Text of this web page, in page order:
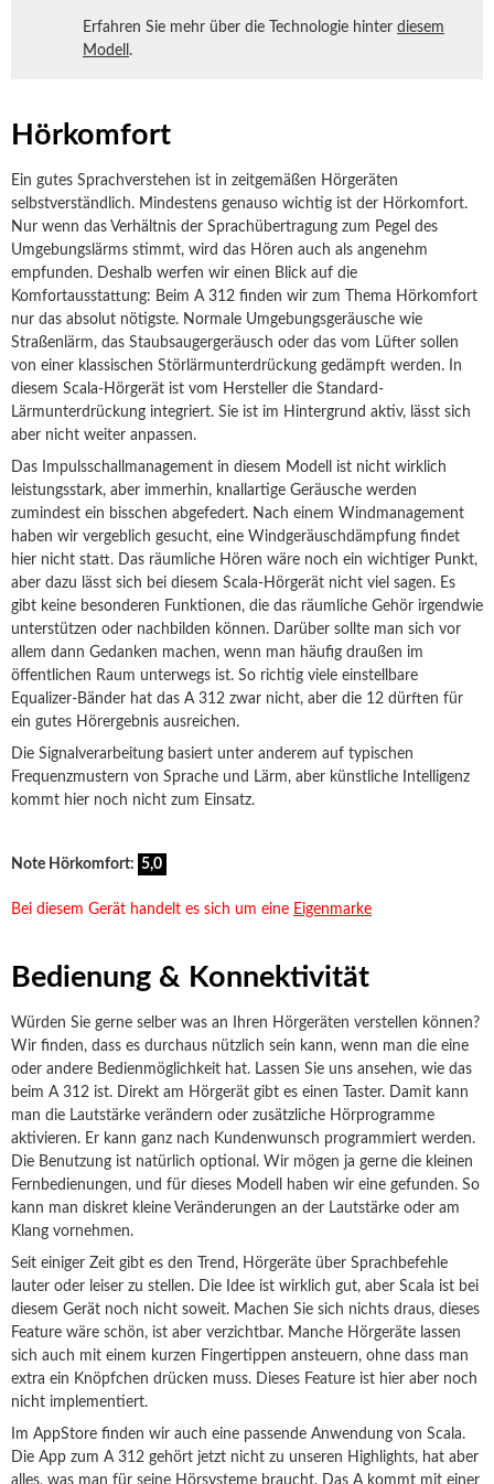
Erfahren Sie mehr über die Technologie hinter diesem
Modell .
Hörkomfort
Ein gutes Sprachverstehen ist in zeitgemäßen Hörgeräten
selbstverständlich. Mindestens genauso wichtig ist der Hörkomfort.
Nur wenn das Verhältnis der Sprachübertragung zum Pegel des
Umgebungslärms stimmt, wird das Hören auch als angenehm
empfunden. Deshalb werfen wir einen Blick auf die
Komfortausstattung: Beim A 312 finden wir zum Thema Hörkomfort
nur das absolut nötigste. Normale Umgebungsgeräusche wie
Straßenlärm, das Staubsaugergeräusch oder das vom Lüfter sollen
von einer klassischen Störlärmunterdrückung gedämpft werden. In
diesem Scala-Hörgerät ist vom Hersteller die Standard-
Lärmunterdrückung integriert. Sie ist im Hintergrund aktiv, lässt sich
aber nicht weiter anpassen.
Das Impulsschallmanagement in diesem Modell ist nicht wirklich
leistungsstark, aber immerhin, knallartige Geräusche werden
zumindest ein bisschen abgefedert. Nach einem Windmanagement
haben wir vergeblich gesucht, eine Windgeräuschdämpfung findet
hier nicht statt. Das räumliche Hören wäre noch ein wichtiger Punkt,
aber dazu lässt sich bei diesem Scala-Hörgerät nicht viel sagen. Es
gibt keine besonderen Funktionen, die das räumliche Gehör irgendwie
unterstützen oder nachbilden können. Darüber sollte man sich vor
allem dann Gedanken machen, wenn man häufig draußen im
öffentlichen Raum unterwegs ist. So richtig viele einstellbare
Equalizer-Bänder hat das A 312 zwar nicht, aber die 12 dürften für
ein gutes Hörergebnis ausreichen.
Die Signalverarbeitung basiert unter anderem auf typischen
Frequenzmustern von Sprache und Lärm, aber künstliche Intelligenz
kommt hier noch nicht zum Einsatz.
Note Hörkomfort: 5,0
Bei diesem Gerät handelt es sich um eine Eigenmarke
Bedienung & Konnektivität
Würden Sie gerne selber was an Ihren Hörgeräten verstellen können?
Wir finden, dass es durchaus nützlich sein kann, wenn man die eine
oder andere Bedienmöglichkeit hat. Lassen Sie uns ansehen, wie das
beim A 312 ist. Direkt am Hörgerät gibt es einen Taster. Damit kann
man die Lautstärke verändern oder zusätzliche Hörprogramme
aktivieren. Er kann ganz nach Kundenwunsch programmiert werden.
Die Benutzung ist natürlich optional. Wir mögen ja gerne die kleinen
Fernbedienungen, und für dieses Modell haben wir eine gefunden. So
kann man diskret kleine Veränderungen an der Lautstärke oder am
Klang vornehmen.
Seit einiger Zeit gibt es den Trend, Hörgeräte über Sprachbefehle
lauter oder leiser zu stellen. Die Idee ist wirklich gut, aber Scala ist bei
diesem Gerät noch nicht soweit. Machen Sie sich nichts draus, dieses
Feature wäre schön, ist aber verzichtbar. Manche Hörgeräte lassen
sich auch mit einem kurzen Fingertippen ansteuern, ohne dass man
extra ein Knöpfchen drücken muss. Dieses Feature ist hier aber noch
nicht implementiert.
Im AppStore finden wir auch eine passende Anwendung von Scala.
Die App zum A 312 gehört jetzt nicht zu unseren Highlights, hat aber
alles, was man für seine Hörsysteme braucht. Das A kommt mit einer